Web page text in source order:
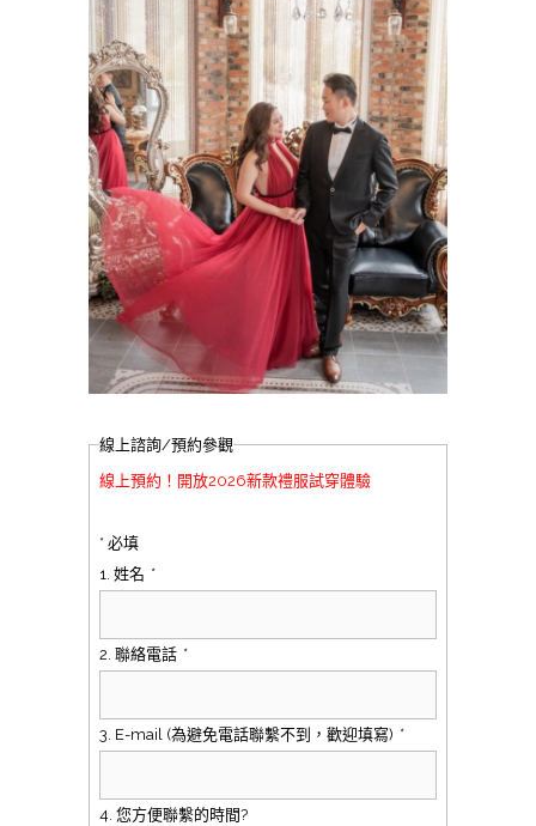
線上諮詢/預約參觀
線上預約！開放2026新款禮服試穿體驗
* 必填
1. 姓名 *
2. 聯絡電話 *
3. E-mail (為避免電話聯繫不到，歡迎填寫) *
4. 您方便聯繫的時間?